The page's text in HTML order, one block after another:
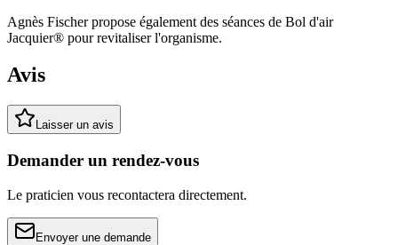
Agnès Fischer propose également des séances de Bol d'air
Jacquier® pour revitaliser l'organisme.
Avis
Laisser un avis
Demander un rendez-vous
Le praticien vous recontactera directement.
Envoyer une demande